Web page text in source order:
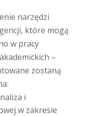
narzędzi
które mogą
w pracy
–
zostaną
i
w zakresie